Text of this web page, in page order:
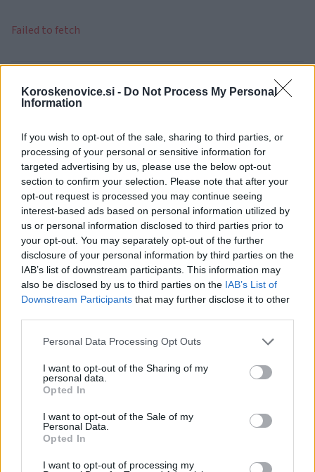
Koroskenovice.si - Do Not Process My Personal
Information
If you wish to opt-out of the sale, sharing to third parties, or
processing of your personal or sensitive information for
targeted advertising by us, please use the below opt-out
section to confirm your selection. Please note that after your
opt-out request is processed you may continue seeing
interest-based ads based on personal information utilized by
us or personal information disclosed to third parties prior to
your opt-out. You may separately opt-out of the further
disclosure of your personal information by third parties on the
IAB’s list of downstream participants. This information may
also be disclosed by us to third parties on the IAB’s List of
Downstream Participants that may further disclose it to other
Please note that this website/app uses one or more Google
not limited to your visit or usage behaviour. You may click to
grant or deny consent to Google and its third-party tags to
use your data for below specified purposes in below Google
consent section.
Personal Data Processing Opt Outs
I want to opt-out of the Sharing of my
personal data.
Opted In
I want to opt-out of the Sale of my
Personal Data.
Opted In
I want to opt-out of processing my
Failed to fetch
Občine: Radlje ob Dravi Prevalje
Ključne besede: policija
poškodbe
prometna nesreča
reševalci
Več iz kraja Radlje ob Dravi
Freestyle navdušuje s poletno
prilagojenimi cenami koles
Pol stoletja glasbe na tromeji:
Graška Gora obeležuje 50.